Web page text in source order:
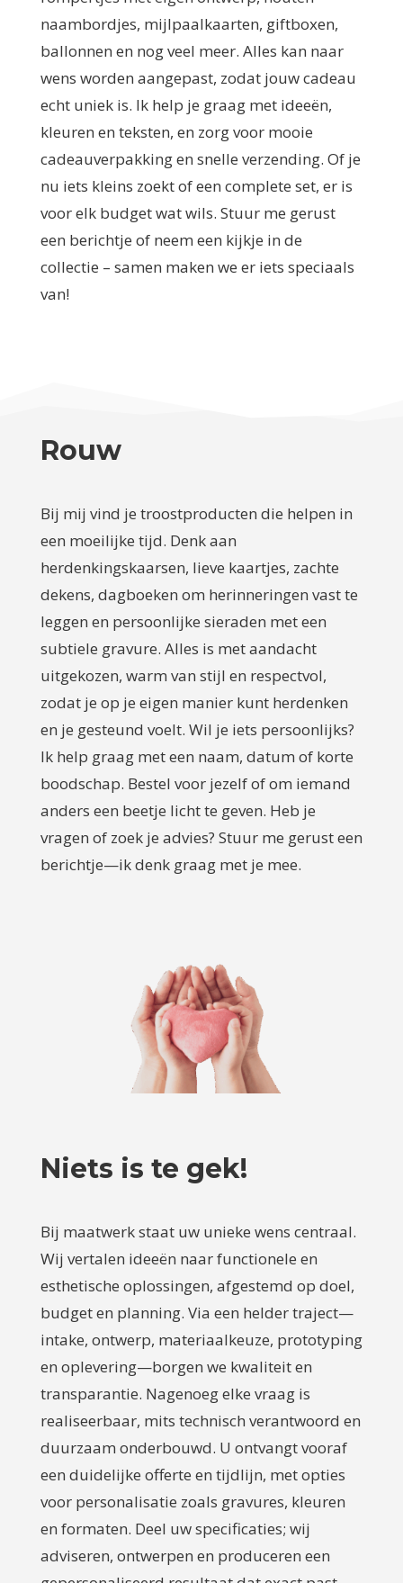
naambordjes, mijlpaalkaarten, giftboxen,
ballonnen en nog veel meer. Alles kan naar
wens worden aangepast, zodat jouw cadeau
echt uniek is. Ik help je graag met ideeën,
kleuren en teksten, en zorg voor mooie
cadeauverpakking en snelle verzending. Of je
nu iets kleins zoekt of een complete set, er is
voor elk budget wat wils. Stuur me gerust
een berichtje of neem een kijkje in de
collectie – samen maken we er iets speciaals
van!
Rouw
Bij mij vind je troostproducten die helpen in
een moeilijke tijd. Denk aan
herdenkingskaarsen, lieve kaartjes, zachte
dekens, dagboeken om herinneringen vast te
leggen en persoonlijke sieraden met een
subtiele gravure. Alles is met aandacht
uitgekozen, warm van stijl en respectvol,
zodat je op je eigen manier kunt herdenken
en je gesteund voelt. Wil je iets persoonlijks?
Ik help graag met een naam, datum of korte
boodschap. Bestel voor jezelf of om iemand
anders een beetje licht te geven. Heb je
vragen of zoek je advies? Stuur me gerust een
berichtje—ik denk graag met je mee.
Niets is te gek!
Bij maatwerk staat uw unieke wens centraal.
Wij vertalen ideeën naar functionele en
esthetische oplossingen, afgestemd op doel,
budget en planning. Via een helder traject—
intake, ontwerp, materiaalkeuze, prototyping
en oplevering—borgen we kwaliteit en
transparantie. Nagenoeg elke vraag is
realiseerbaar, mits technisch verantwoord en
duurzaam onderbouwd. U ontvangt vooraf
een duidelijke offerte en tijdlijn, met opties
voor personalisatie zoals gravures, kleuren
en formaten. Deel uw specificaties; wij
adviseren, ontwerpen en produceren een